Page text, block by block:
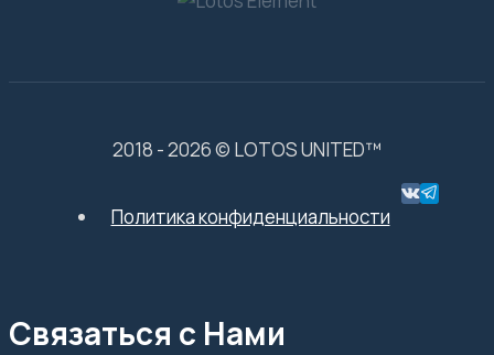
2018 - 2026 © LOTOS UNITED™
Политика конфиденциальности
Связаться с Нами